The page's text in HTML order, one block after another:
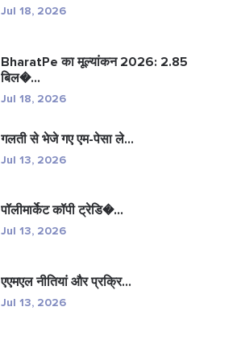
Jul 18, 2026
BharatPe का मूल्यांकन 2026: 2.85
बिल�...
Jul 18, 2026
गलती से भेजे गए एम-पेसा ले...
Jul 13, 2026
पॉलीमार्केट कॉपी ट्रेडि�...
Jul 13, 2026
एएमएल नीतियां और प्रक्रि...
Jul 13, 2026